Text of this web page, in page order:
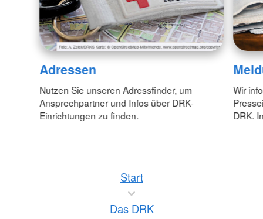
Adressen
Nutzen Sie unseren Adressfinder, um
Ansprechpartner und Infos über DRK-
Einrichtungen zu finden.
Wir
DRK.
Start
Das DRK